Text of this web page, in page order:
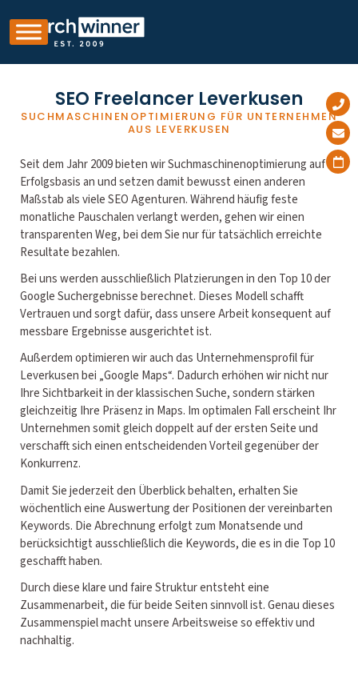
SEO Freelancer Leverkusen
SUCHMASCHINENOPTIMIERUNG FÜR UNTERNEHMEN
AUS LEVERKUSEN
Seit dem Jahr 2009 bieten wir Suchmaschinenoptimierung auf
Erfolgsbasis an und setzen damit bewusst einen anderen
Maßstab als viele SEO Agenturen. Während häufig feste
monatliche Pauschalen verlangt werden, gehen wir einen
transparenten Weg, bei dem Sie nur für tatsächlich erreichte
Resultate bezahlen.
Bei uns werden ausschließlich Platzierungen in den Top 10 der
Google Suchergebnisse berechnet. Dieses Modell schafft
Vertrauen und sorgt dafür, dass unsere Arbeit konsequent auf
messbare Ergebnisse ausgerichtet ist.
Außerdem optimieren wir auch das Unternehmensprofil für
Leverkusen bei „Google Maps“. Dadurch erhöhen wir nicht nur
Ihre Sichtbarkeit in der klassischen Suche, sondern stärken
gleichzeitig Ihre Präsenz in Maps. Im optimalen Fall erscheint Ihr
Unternehmen somit gleich doppelt auf der ersten Seite und
verschafft sich einen entscheidenden Vorteil gegenüber der
Konkurrenz.
Damit Sie jederzeit den Überblick behalten, erhalten Sie
wöchentlich eine Auswertung der Positionen der vereinbarten
Keywords. Die Abrechnung erfolgt zum Monatsende und
berücksichtigt ausschließlich die Keywords, die es in die Top 10
geschafft haben.
Durch diese klare und faire Struktur entsteht eine
Zusammenarbeit, die für beide Seiten sinnvoll ist. Genau dieses
Zusammenspiel macht unsere Arbeitsweise so effektiv und
nachhaltig.